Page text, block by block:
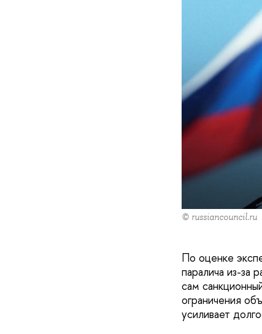
© russiancouncil.ru
По оценке
паралича из-за
сам
ограничения
усиливает